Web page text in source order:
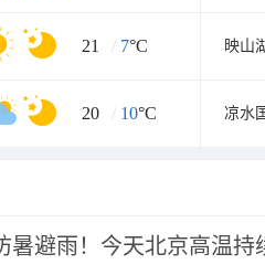
21 / 7°C 映山
20 / 10°C 凉水
暑避雨！今天北京高温